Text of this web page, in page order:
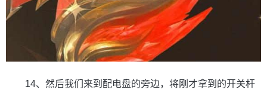
14、然后我们来到配电盘的旁边，将刚才拿到的开关杆